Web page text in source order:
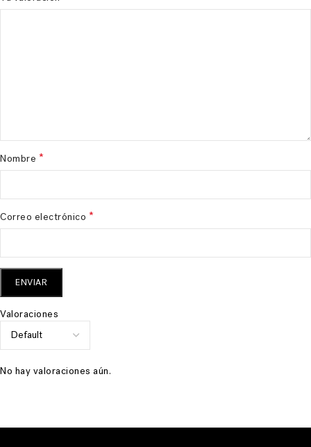
Valoraciones
No hay valoraciones aún.
Nombre *
Correo electrónico *